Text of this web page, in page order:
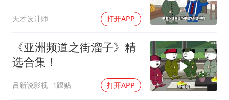
天才设计师 打开APP
《亚洲频道之街溜子》精
选合集！
吕新说影视 1跟贴 打开APP